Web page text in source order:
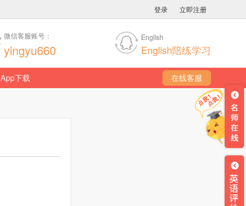
登录 立即注册
微信客服账号：
yingyu660
English
English陪练学习
App下载 在线客服